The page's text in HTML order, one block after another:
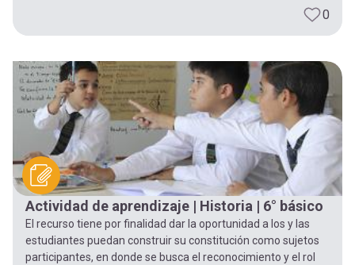
0
Actividad de aprendizaje | Historia | 6° básico
El recurso tiene por finalidad dar la oportunidad a los y las
estudiantes puedan construir su constitución como sujetos
participantes, en donde se busca el reconocimiento y el rol